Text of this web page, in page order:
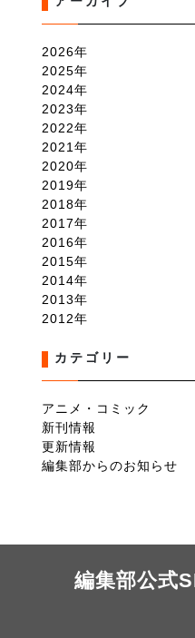
2026
2025
2024
2023
2022
2021
2020
2019
2018
2017
2016
2015
2014
2013
2012
カテゴリー
アニメ・コミック
新刊情報
更新情報
編集部からのお知らせ
編集部公式